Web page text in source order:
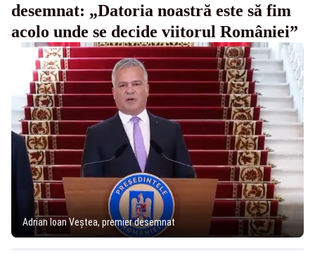
desemnat: „Datoria noastră este să fim
acolo unde se decide viitorul României”
Adrian Ioan Veștea, premier desemnat